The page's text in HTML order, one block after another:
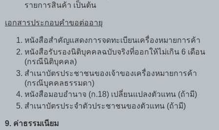
รายการสินค้า เป็นต้น
เอกสารประกอบคำขอต่ออายุ
หนังสือสำคัญแสดงการจดทะเบียนเครื่องหมายการค้า
หนังสือรับรองนิติบุคคลฉบับจริงที่ออกให้ไม่เกิน 6 เดือน
(กรณีนิติบุคคล)
สำเนาบัตรประชาชนของเจ้าของเครื่องหมายการค้า
(กรณ๊บุคคลธรรมดา)
หนังสือมอบอำนาจ (ก.18) เปลี่ยนแปลงตัวแทน (ถ้ามี)
สำเนาบัตรประจำตัวประชาชนของตัวแทน (ถ้ามี)
9. ค่าธรรมเนียม